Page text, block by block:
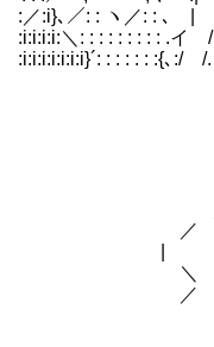
:／:i}､／: : ヽ／: :
:i:i:i:i:＼: : : : : : : : : .
:i:i:i:i:i:i:i}´: : : : : : :{､:/
／
／ ─
／ （●） （
| （__
＼ ｀
／